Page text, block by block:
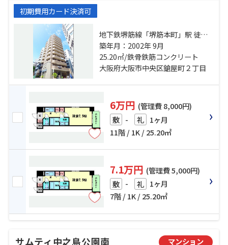
初期費用カード決済可
地下鉄堺筋線「堺筋本町」駅 徒歩5
分 地下鉄谷町線「谷町四丁目」
駅 徒歩5分 京阪本線「天満橋」
駅 徒歩10分
築年月：2002年 9月
25.20㎡/鉄骨鉄筋コンクリート
大阪府大阪市中央区鎗屋町２丁目
6万円 (管理費 8,000円)
敷 - 礼 1ヶ月
11階 / 1K / 25.20㎡
7.1万円 (管理費 5,000円)
敷 - 礼 1ヶ月
7階 / 1K / 25.20㎡
サムティ中之島公園南 マンション